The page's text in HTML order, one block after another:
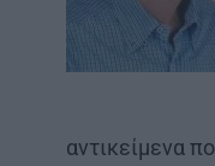
αντικείμενα